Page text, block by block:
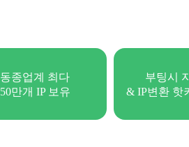
동종업계 최다
50만개 IP 보유
부팅시
& IP변환 핫